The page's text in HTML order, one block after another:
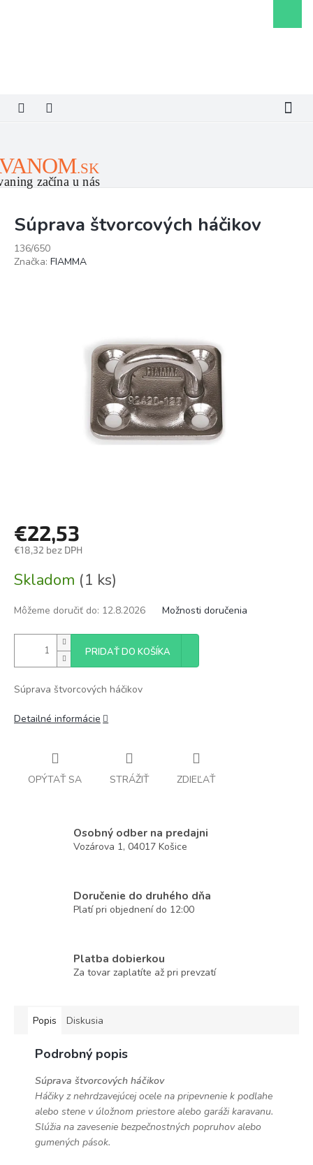
košík
Súprava štvorcových háčikov
136/650
Značka: FIAMMA
€22,53
€18,32 bez DPH
cena:
Skladom (1 ks)
Môžeme doručiť do: 12.8.2026 Možnosti doručenia
PRIDAŤ DO KOŠÍKA
Súprava štvorcových háčikov
Detailné informácie
OPÝTAŤ SA STRÁŽIŤ ZDIEĽAŤ
Osobný odber na predajni
Vozárova 1, 04017 Košice
Doručenie do druhého dňa
Platí pri objednení do 12:00
Platba dobierkou
Za tovar zaplatíte až pri prevzatí
Popis Diskusia
Podrobný popis
Súprava štvorcových háčikov
Háčiky z nehrdzavejúcej ocele na pripevnenie k podlahe
alebo stene v úložnom priestore alebo garáži karavanu.
Slúžia na zavesenie bezpečnostných popruhov alebo
gumených pások.